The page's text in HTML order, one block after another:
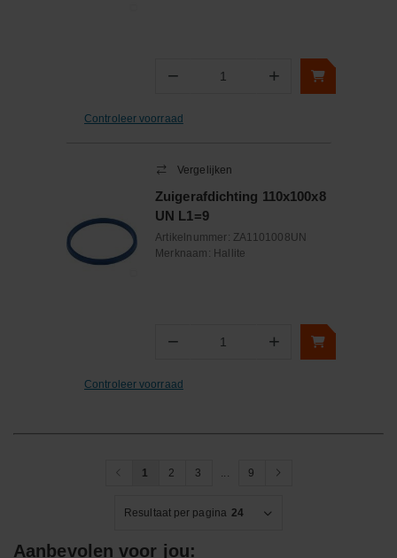
− Aantal +
Controleer voorraad
Vergelijken
Zuigerafdichting 110x100x8
UN L1=9
Artikelnummer: ZA1101008UN
Merknaam: Hallite
− Aantal +
Controleer voorraad
1 2 3 ... 9
Resultaat per pagina 24
Aanbevolen voor jou: